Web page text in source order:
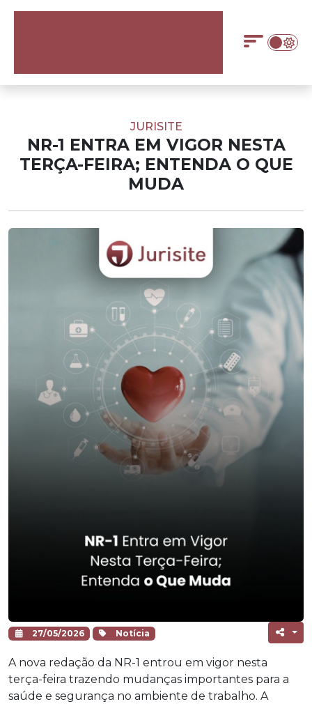
JURISITE
NR-1 ENTRA EM VIGOR NESTA
TERÇA-FEIRA; ENTENDA O QUE
MUDA
27/05/2026 Notícia
A nova redação da NR-1 entrou em vigor nesta
terça-feira trazendo mudanças importantes para a
saúde e segurança no ambiente de trabalho. A